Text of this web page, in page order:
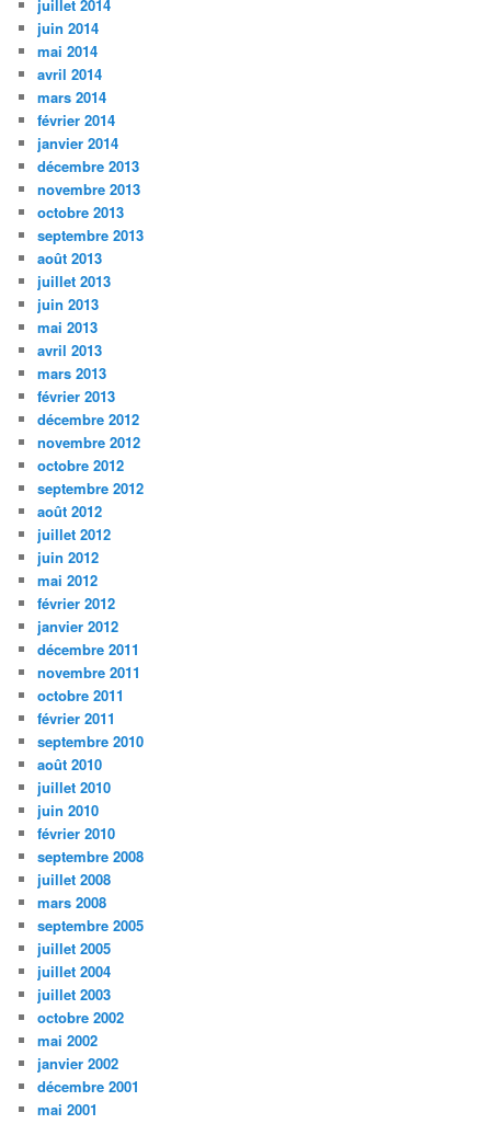
juillet 2014
juin 2014
mai 2014
avril 2014
mars 2014
février 2014
janvier 2014
décembre 2013
novembre 2013
octobre 2013
septembre 2013
août 2013
juillet 2013
juin 2013
mai 2013
avril 2013
mars 2013
février 2013
décembre 2012
novembre 2012
octobre 2012
septembre 2012
août 2012
juillet 2012
juin 2012
mai 2012
février 2012
janvier 2012
décembre 2011
novembre 2011
octobre 2011
février 2011
septembre 2010
août 2010
juillet 2010
juin 2010
février 2010
septembre 2008
juillet 2008
mars 2008
septembre 2005
juillet 2005
juillet 2004
juillet 2003
octobre 2002
mai 2002
janvier 2002
décembre 2001
mai 2001